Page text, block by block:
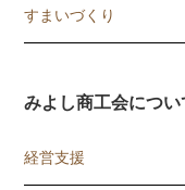
すまいづくり
みよし商工会につい
経営支援